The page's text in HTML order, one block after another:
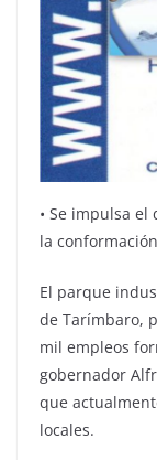
•⁠ ⁠Se impulsa
la
El parque
de Tarímbaro,
mil empleos
gobernador
que
locales.